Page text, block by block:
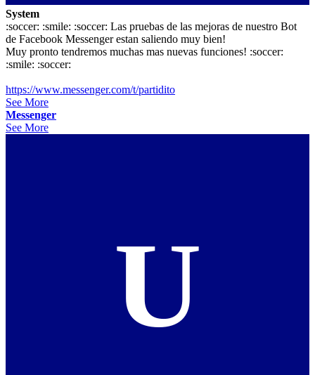
System
:soccer: :smile: :soccer: Las pruebas de las mejoras de nuestro Bot
de Facebook Messenger estan saliendo muy bien!
Muy pronto tendremos muchas mas nuevas funciones! :soccer:
:smile: :soccer:
https://www.messenger.com/t/partidito
See More
Messenger
See More
U